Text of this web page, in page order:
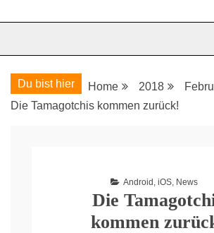
JoystickZ
Du bist hier Home 2018
Die Tamagotchis kommen zurück!
Android , iOS, News
Die
kommen